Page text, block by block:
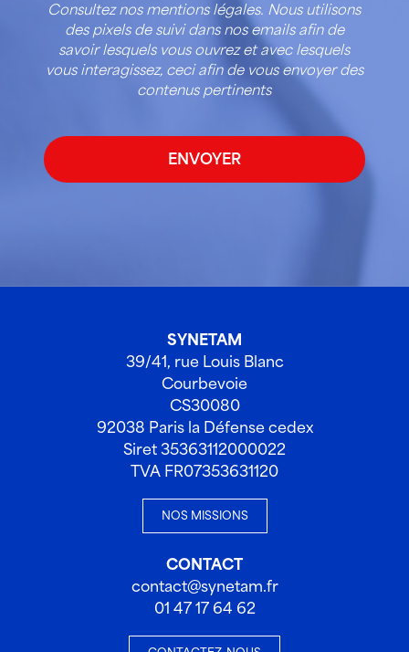
Consultez nos mentions légales. Nous utilisons
des pixels de suivi dans nos emails afin de
savoir lesquels vous ouvrez et avec lesquels
vous interagissez, ceci afin de vous envoyer des
contenus pertinents
SYNETAM
39/41, rue Louis Blanc
Courbevoie
CS30080
92038 Paris la Défense cedex
Siret 35363112000022
TVA FR07353631120
NOS MISSIONS
CONTACT
contact@synetam.fr
01 47 17 64 62